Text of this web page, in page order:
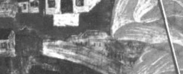
Главная Галерея Храмы-мученики
Свято-